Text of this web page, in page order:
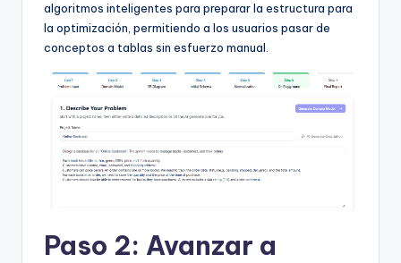
algoritmos inteligentes para preparar la estructura para
la optimización, permitiendo a los usuarios pasar de
conceptos a tablas sin esfuerzo manual.
Paso 2: Avanzar a